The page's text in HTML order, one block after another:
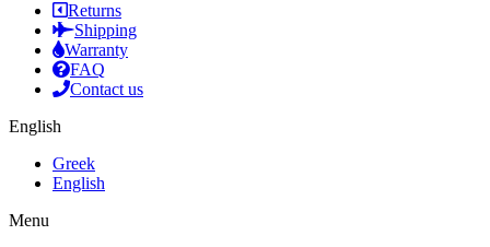
Returns
Shipping
Warranty
FAQ
Contact us
English
Greek
English
Menu